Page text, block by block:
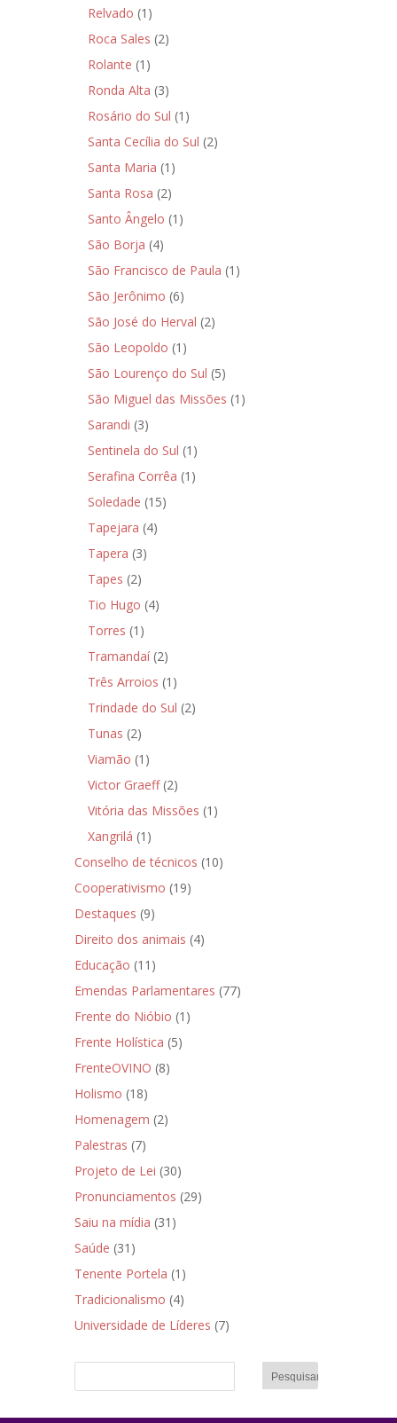
Relvado (1)
Roca Sales (2)
Rolante (1)
Ronda Alta (3)
Rosário do Sul (1)
Santa Cecília do Sul (2)
Santa Maria (1)
Santa Rosa (2)
Santo Ângelo (1)
São Borja (4)
São Francisco de Paula (1)
São Jerônimo (6)
São José do Herval (2)
São Leopoldo (1)
São Lourenço do Sul (5)
São Miguel das Missões (1)
Sarandi (3)
Sentinela do Sul (1)
Serafina Corrêa (1)
Soledade (15)
Tapejara (4)
Tapera (3)
Tapes (2)
Tio Hugo (4)
Torres (1)
Tramandaí(2)
Três Arroios (1)
Trindade do Sul (2)
Tunas (2)
Viamão (1)
Victor Graeff(2)
Vitória das Missões (1)
Xangrilá (1)
Conselho de técnicos (10)
Cooperativismo (19)
Destaques (9)
Direito dos animais (4)
Educação (11)
Emendas Parlamentares (77)
Frente do Nióbio (1)
Frente Holística (5)
FrenteOVINO (8)
Holismo (18)
Homenagem (2)
Palestras (7)
Projeto de Lei (30)
Pronunciamentos (29)
Saiu na mídia (31)
Saúde (31)
Tenente Portela (1)
Tradicionalismo (4)
Universidade de Líderes (7)